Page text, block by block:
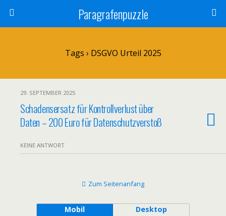
Paragrafenpuzzle
Tags › DSGVO Urteil 2025
29. SEPTEMBER 2025
Schadensersatz für Kontrollverlust über
Daten – 200 Euro für Datenschutzverstoß
KEINE ANTWORT
Zum Seitenanfang
Mobil Desktop